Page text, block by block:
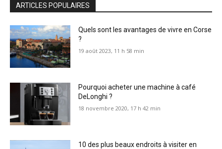
ARTICLES POPULAIRES
Quels sont les avantages de vivre en Corse
?
19 août 2023, 11 h 58 min
Pourquoi acheter une machine à café
DeLonghi ?
18 novembre 2020, 17 h 42 min
10 des plus beaux endroits à visiter en